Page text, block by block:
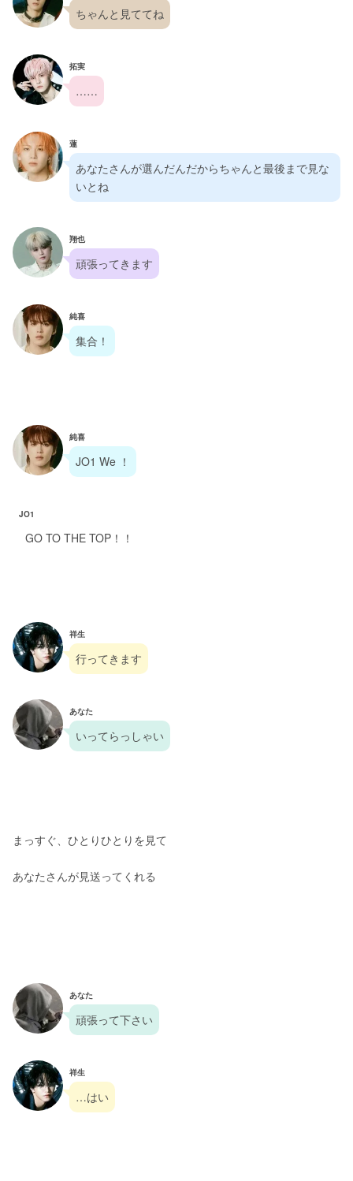
ちゃんと見ててね
拓実
……
蓮
あなたさんが選んだんだからちゃんと最後まで見な
いとね
翔也
頑張ってきます
純喜
集合！
純喜
JO1 We ！
JO1
GO TO THE TOP！！
祥生
行ってきます
あなた
いってらっしゃい
まっすぐ、ひとりひとりを見て
あなたさんが見送ってくれる
あなた
頑張って下さい
祥生
…はい